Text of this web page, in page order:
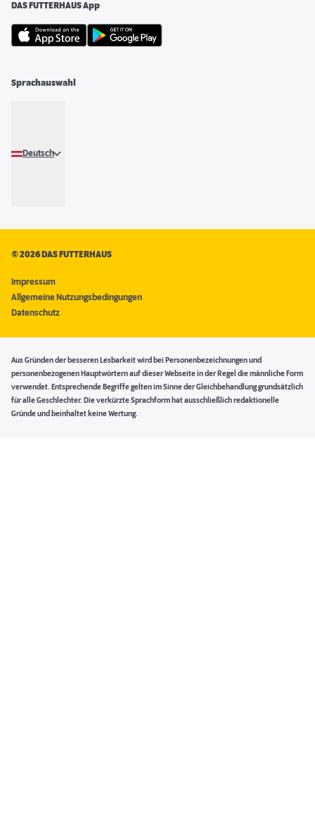
DAS FUTTERHAUS App
Sprachauswahl
Deutsch
©2026 DAS FUTTERHAUS
Impressum
Allgemeine Nutzungsbedingungen
Datenschutz
Aus Gründen der besseren Lesbarkeit wird bei Personenbezeichnungen und
personenbezogenen Hauptwörtern auf dieser Webseite in der Regel die männliche Form
verwendet. Entsprechende Begriffe gelten im Sinne der Gleichbehandlung grundsätzlich
für alle Geschlechter. Die verkürzte Sprachform hat ausschließlich redaktionelle
Gründe und beinhaltet keine Wertung.